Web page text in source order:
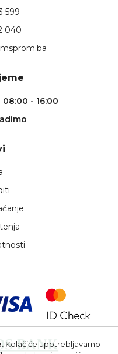
599
040
08:00 - 16:00
Kolačiće upotrebljavamo